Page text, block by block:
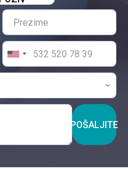
POŠALJITE